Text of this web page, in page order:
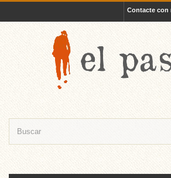
Contacte con